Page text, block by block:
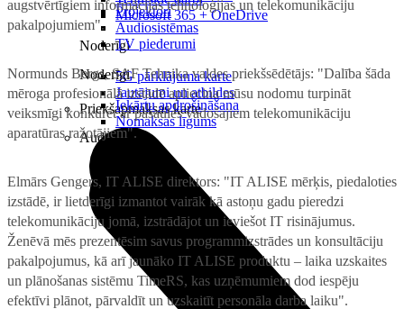
Microsoft 365 + OneDrive
Noderīgi
5G pārklājuma karte
Jautājumi un atbildes
Priekšapmaksas karte
Projektori
Audiosistēmas
TV piederumi
Noderīgi
Iekārtu apdrošināšana
Nomaksas līgums
Audio
augstvērtīgiem informācijas tehnoloģijas un telekomunikāciju
pakalpojumiem".
Normunds Bergs, SAF Tehnika valdes priekšsēdētājs: "Dalība šāda
mēroga profesionālā izstādē apliecina mūsu nodomu turpināt
veiksmīgi konkurēt ar pasaules vadošajiem telekomunikāciju
aparatūras ražotājiem".
Elmārs Gengers, IT ALISE direktors: "IT ALISE mērķis, piedaloties
izstādē, ir lietderīgi izmantot vairāk kā astoņu gadu pieredzi
telekomunikāciju jomā, izstrādājot un ieviešot IT risinājumus.
Ženēvā mēs prezentēsim savus programmizstrādes un konsultāciju
pakalpojumus, kā arī jaunāko IT ALISE produktu – laika uzskaites
un plānošanas sistēmu TimeRS, kas uzņēmumiem dod iespēju
efektīvi plānot, pārvaldīt un uzskaitīt personāla darba laiku".